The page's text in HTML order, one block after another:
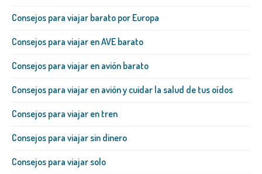
Consejos para viajar barato por Europa
Consejos para viajar en AVE barato
Consejos para viajar en avión barato
Consejos para viajar en avión y cuidar la salud de tus oídos
Consejos para viajar en tren
Consejos para viajar sin dinero
Consejos para viajar solo